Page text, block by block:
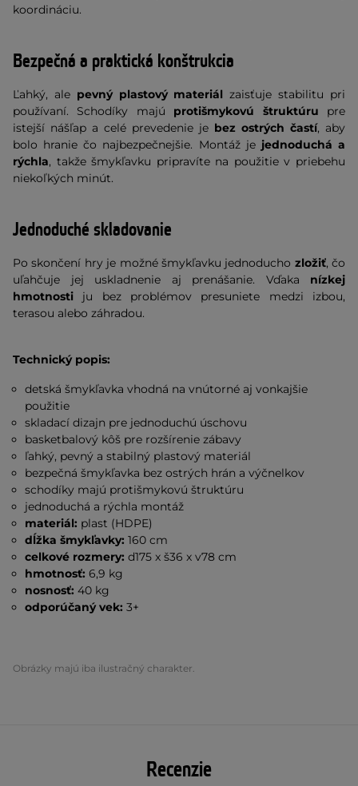
koordináciu.
Bezpečná a praktická konštrukcia
Ľahký, ale pevný plastový materiál zaisťuje stabilitu pri
používaní. Schodíky majú protišmykovú štruktúru pre
istejší nášľap a celé prevedenie je bez ostrých častí, aby
bolo hranie čo najbezpečnejšie. Montáž je jednoduchá a
rýchla, takže šmykľavku pripravíte na použitie v priebehu
niekoľkých minút.
Jednoduché skladovanie
Po skončení hry je možné šmykľavku jednoducho zložiť, čo
uľahčuje jej uskladnenie aj prenášanie. Vďaka nízkej
hmotnosti ju bez problémov presuniete medzi izbou,
terasou alebo záhradou.
Technický popis:
detská šmykľavka vhodná na vnútorné aj vonkajšie
použitie
skladací dizajn pre jednoduchú úschovu
basketbalový kôš pre rozšírenie zábavy
ľahký, pevný a stabilný plastový materiál
bezpečná šmykľavka bez ostrých hrán a výčnelkov
schodíky majú protišmykovú štruktúru
jednoduchá a rýchla montáž
materiál: plast (HDPE)
dĺžka šmykľavky:160 cm
celkové rozmery:d175 x š36 x v78 cm
hmotnosť: 6,9 kg
nosnosť: 40 kg
odporúčaný vek:3+
Obrázky majú iba ilustračný charakter.
Recenzie